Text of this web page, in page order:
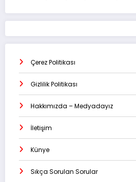
Çerez Politikası
Gizlilik Politikası
Hakkımızda – Medyadayız
İletişim
Künye
Sıkça Sorulan Sorular